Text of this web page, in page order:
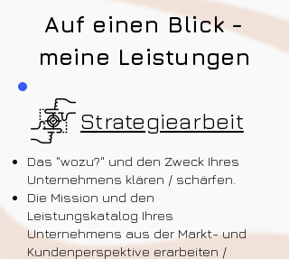
Auf einen Blick -
meine Leistungen
Strategiearbeit
Das "wozu?" und den Zweck Ihres
Unternehmens klären / schärfen.
Die Mission und den
Leistungskatalog Ihres
Unternehmens aus der Markt- und
Kundenperspektive erarbeiten /